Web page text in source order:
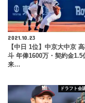
2021.10.23
【中日 1位】中京大中京
斗 年俸1600万・契約金1.5
来…
ドラフト会